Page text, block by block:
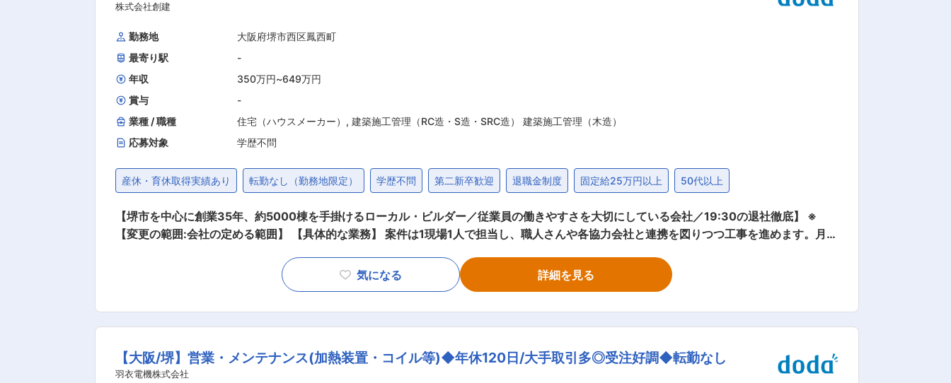
います。 ・店舗を運営する事は全ての仕事の原点となります。現場を知り、1店舗の運営を自力でできてこそキャリアステップに繋げることが
しても広がりがございます。 ※店長（店舗責任者）の後、商品企画やその他部署へ異動された方もおります。 ■中途入社者事例： ・第二新卒
である20代からバイタリティの高い40代まで幅広い年齢層の方がご入社・ご活躍されております。 ・食品業界や販売営業経験者はもちろん
のこと、学生時代に飲食・接客アルバイトをされていた方、学校や病院にて食にかかる業務や保険営業をされていた方など様々なバックグラ
株式会社創建
勤務地
大阪府堺市西区鳳西町
最寄り駅
-
年収
350万円~649万円
賞与
-
業種 / 職種
住宅（ハウスメーカー） , 建築施工管理（RC造・S造・SRC造） 建築施工管理（木造）
応募対象
学歴不問
産休・育休取得実績あり 転勤なし（勤務地限定） 学歴不問 第二新卒歓迎 退職金制度 固定給25万円以上 50代以上
【堺市を中心に創業35年、約5000棟を手掛けるローカル・ビルダー／従業員の働きやすさを大切にしている会社／19:30の退社徹底】 ※
【変更の範囲:会社の定める範囲】 【具体的な業務】 案件は1現場1人で担当し、職人さんや各協力会社と連携を図りつつ工事を進めます。月に
る家、カフェスタイルの家、吹き抜けがある家、 お客様の希望を叶えることができる仕事。「ローコスト・ハイクオリティの 注文住宅」でお
客様の夢を必ず形にすることが、当社の信念です。 【建築部スタッフ構成】 10名が在籍しております。 【1日の仕事の流れ】 新築住宅施工現
流れ》 入社後は分譲住宅工事現場から担当してもらう為、2~3名のチームで現場に入ってもらいます。 当社の工事の進め方や各業者間の連携
の取り方等、慣れるまで分からないことも多いと思いますが、そんなときもチームの仲間に相談し易い体制を整えております。 【働き方・会
気になる 詳細を見る
【大阪/堺】営業・メンテナンス(加熱装置・コイル等)◆年休120日/大手取引多◎受注好調◆転勤なし
羽衣電機株式会社